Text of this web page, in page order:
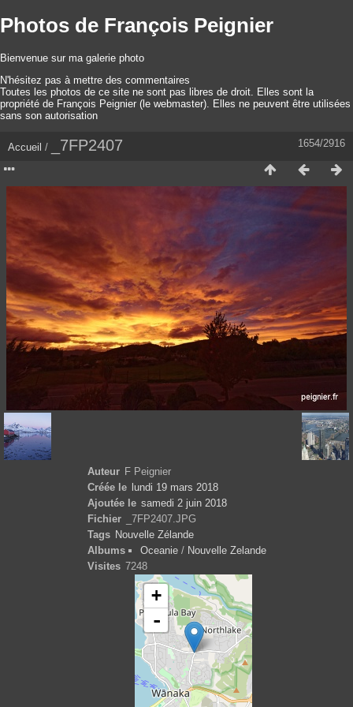
Photos de François Peignier
Bienvenue sur ma galerie photo
N'hésitez pas à mettre des commentaires
Toutes les photos de ce site ne sont pas libres de droit. Elles sont la
propriété de François Peignier (le webmaster). Elles ne peuvent être utilisées
sans son autorisation
1654/2916
Accueil / _7FP2407
Auteur F Peignier
Créée le
lundi 19 mars 2018
Ajoutée le samedi 2 juin 2018
Fichier
_7FP2407.JPG
Tags Nouvelle Zélande
Albums
Oceanie / Nouvelle Zelande
Visites 7248
+
-